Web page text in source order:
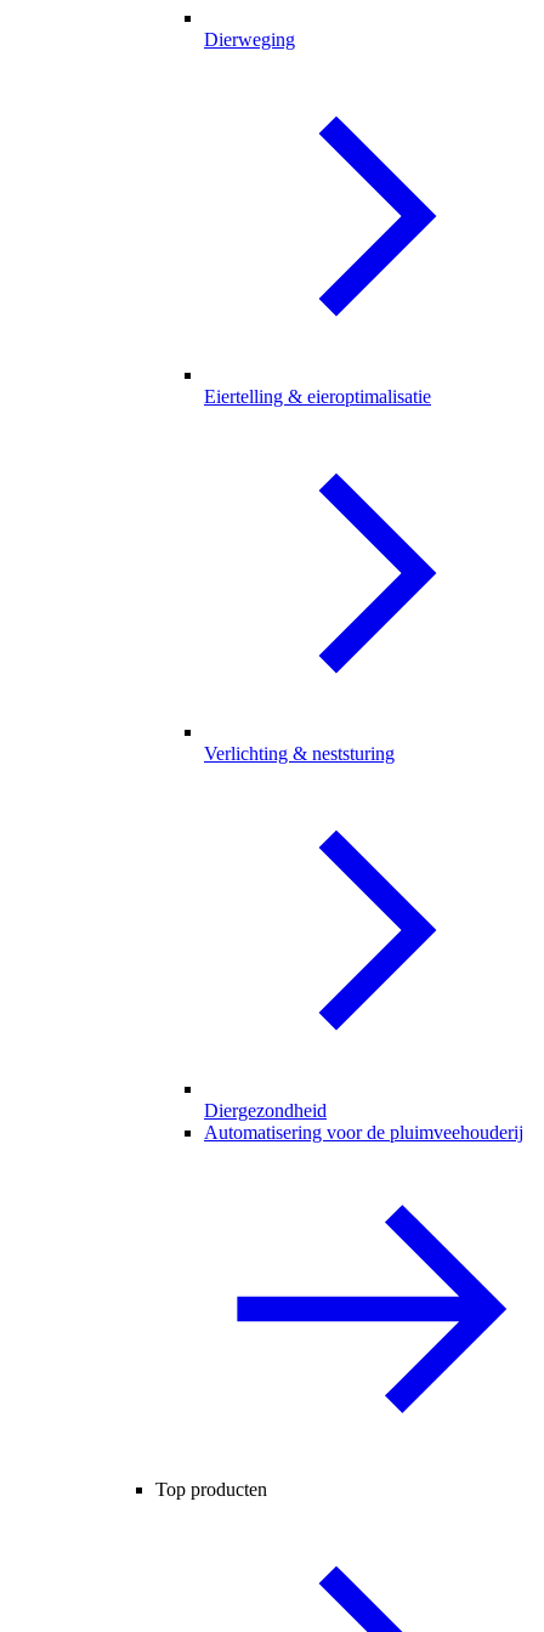
Dierweging
Eiertelling & eieroptimalisatie
Verlichting & neststuring
Diergezondheid
Automatisering voor de pluimveehouderij
Top producten